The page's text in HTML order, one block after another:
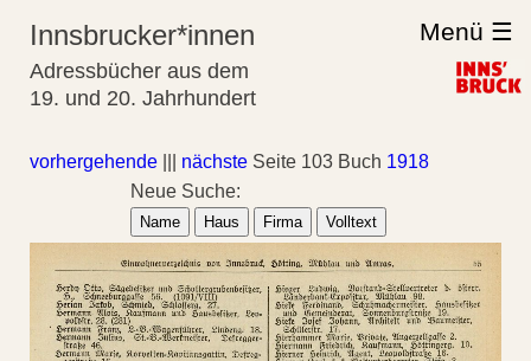
Innsbrucker*innen
Adressbücher aus dem
19. und 20. Jahrhundert
Menü ☰
vorhergehende nächste Seite 103 Buch 1918
Neue Suche:
Name Haus Firma Volltext